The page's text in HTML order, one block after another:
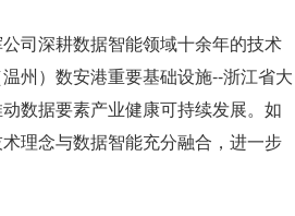
司深耕数据智能领域十余年的技术
州）数安港重要基础设施--浙江省大
数据要素产业健康可持续发展。如
理念与数据智能充分融合，进一步